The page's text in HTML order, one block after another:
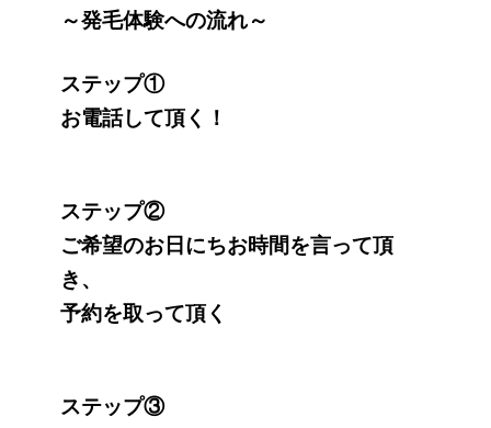
～発毛体験への流れ～
ステップ①
お電話して頂く！
ステップ②
ご希望のお日にちお時間を言って頂
き、
予約を取って頂く
ステップ③